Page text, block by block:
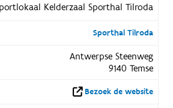
Kelderzaal Sporthal Tilroda
Sporthal Tilroda
Antwerpse Steenweg
9140 Temse
Bezoek de website